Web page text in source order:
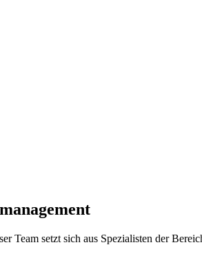
setzt sich aus Spezialisten der